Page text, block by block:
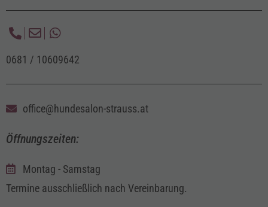
0681 / 10609642
office@hundesalon-strauss.at
Öffnungszeiten:
Montag - Samstag
Termine ausschließlich nach Vereinbarung.